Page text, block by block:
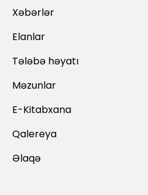
Xəbərlər
Elanlar
Tələbə həyatı
Məzunlar
E-Kitabxana
Qalereya
Əlaqə